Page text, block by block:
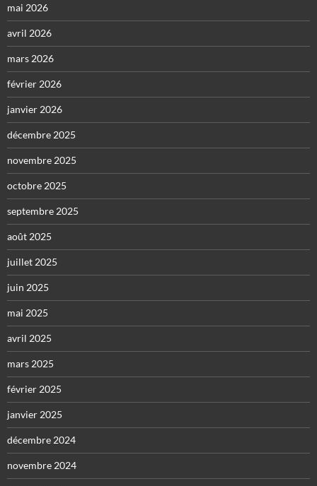
mai 2026
avril 2026
mars 2026
février 2026
janvier 2026
décembre 2025
novembre 2025
octobre 2025
septembre 2025
août 2025
juillet 2025
juin 2025
mai 2025
avril 2025
mars 2025
février 2025
janvier 2025
décembre 2024
novembre 2024